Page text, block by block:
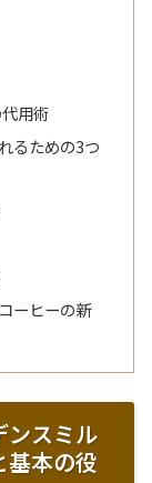
用術
るための3つ
ーヒーの新
ンスミル
基本の役